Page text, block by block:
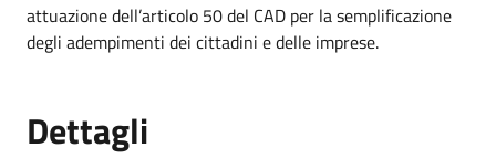
attuazione dell’articolo 50 del CAD per la semplificazione
degli adempimenti dei cittadini e delle imprese.
Dettagli